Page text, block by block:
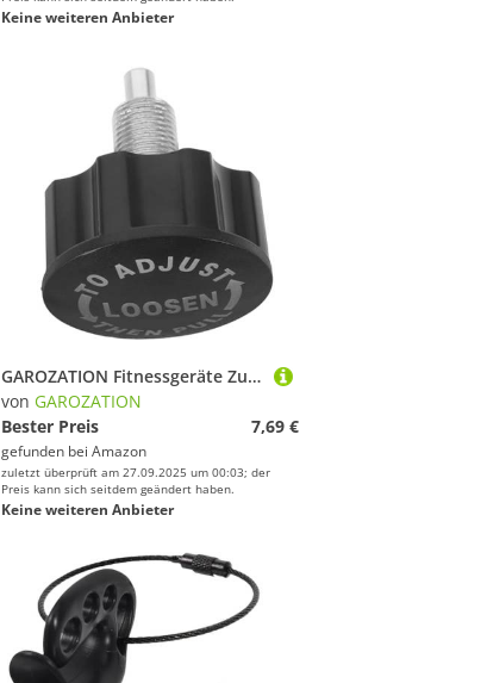
Keine weiteren Anbieter
GAROZATION Fitnessgeräte Zugstift Kugelknopf mit Drehmechanismus Einfache Widerstandsanpassung Polierte Oberfläche Kompatibel für Heimtrainer und Indoor Bikes Sicherer Griff Schnelle Montage
von GAROZATION
Bester Preis
7,69 €
gefunden bei Amazon
zuletzt überprüft am 27.09.2025 um 00:03; der
Preis kann sich seitdem geändert haben.
Keine weiteren Anbieter